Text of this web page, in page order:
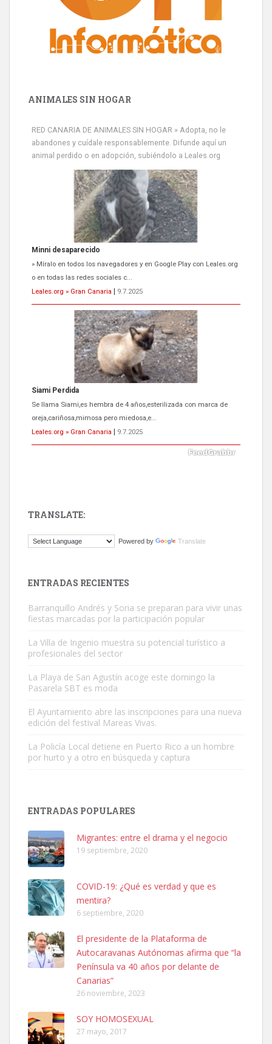
ANIMALES SIN HOGAR
RED CANARIA DE ANIMALES SIN HOGAR » Adopta, no le
abandones y cuídale responsablemente. Difunde aquí un
animal perdido o en adopción, subiéndolo a Leales.org
Minni desaparecido
» Míralo en todos los navegadores y en Google Play con Leales.org
o en todas las redes sociales c...
Leales.org » Gran Canaria
9.7.2025
Siami Perdida
Se llama Siami,es hembra de 4 años,esterilizada con marca de
oreja,cariñosa,mimosa pero miedosa,e...
Leales.org » Gran Canaria
9.7.2025
El ayuntamiento se va a llevar a Los Gatos callejeros de la zona los
Este gato macho ha aparecido en la calle hace menos de un mes,
Leales.org » Gran Canaria
9.7.2025
Adopción urgente
hembra, 4 años. Por motivos personales ...
Leales.org » Gran Canaria | 6.7.2025
SHIBA PERDIDO AVDA JOSE MESA Y LOPEZ
PERRO MACHO RAZA SHIBA CON MICROCHIP PERDIDO HOY
06/07/2025 ZONA MESA Y LOPEZ. ES MUY ASUSTADIZO
Leales.org » Gran Canaria | 6.7.2025
TRANSLATE:
Powered by Translate
ENTRADAS RECIENTES
Barranquillo Andrés y Soria se preparan para vivir unas
fiestas marcadas por la participación popular
La Villa de Ingenio muestra su potencial turístico a
profesionales del sector
La Playa de San Agustín acoge este domingo la
Pasarela SBT es moda
El Ayuntamiento abre las inscripciones para una nueva
edición del festival Mareas Vivas.
La Policía Local detiene en Puerto Rico a un hombre
por hurto y a otro en búsqueda y captura
ENTRADAS POPULARES
Migrantes: entre el drama y el negocio
19 septiembre, 2020
COVID-19: ¿Qué es verdad y que es
mentira?
6 septiembre, 2020
El presidente de la Plataforma de
Autocaravanas Autónomas afirma que “la
Península va 40 años por delante de
Canarias”
26 noviembre, 2023
SOY HOMOSEXUAL
27 mayo, 2017